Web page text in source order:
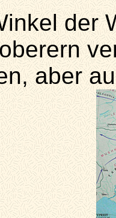
der
aber